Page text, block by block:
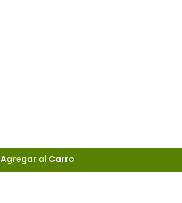
Agregar al Carro